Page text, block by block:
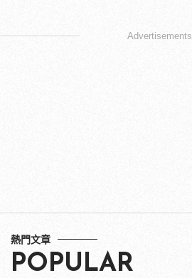
Advertisements
熱門文章
POPULAR